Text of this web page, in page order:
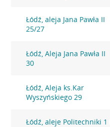
Łódź, aleja Jana Pawła II
25/27
Łódź, Aleja Jana Pawła II
30
Łódź, Aleja ks.Kar
Wyszyńskiego 29
Łódź, aleje Politechniki 1